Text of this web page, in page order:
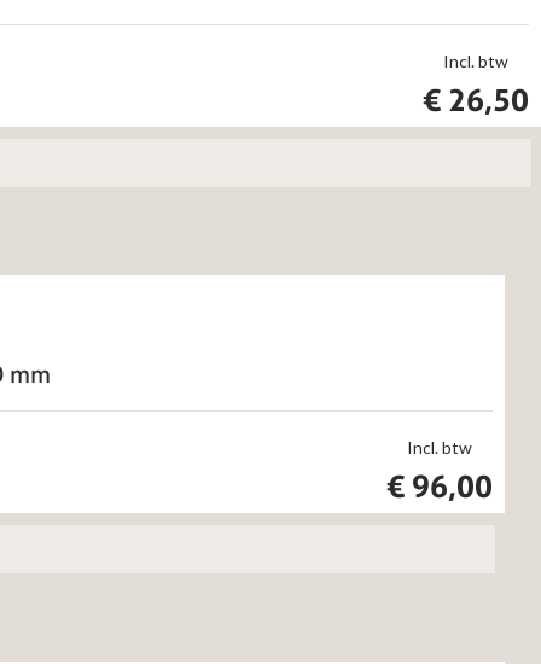
Incl. btw
€ 26,50
mm
Incl. btw
€ 96,00